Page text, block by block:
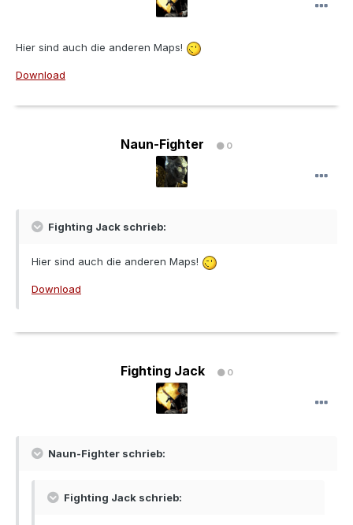
Hier sind auch die anderen Maps!
Download
Naun-Fighter 0
Fighting Jack schrieb:
Hier sind auch die anderen Maps!
Download
Fighting Jack 0
Naun-Fighter schrieb:
Fighting Jack schrieb: